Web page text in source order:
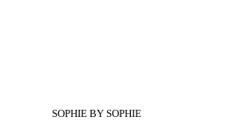
SOPHIE BY SOPHIE